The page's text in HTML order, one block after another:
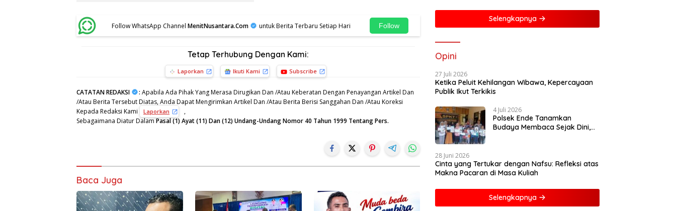
Follow WhatsApp Channel MenitNusantara.Com untuk Berita Terbaru Setiap Hari Follow
Tetap Terhubung Dengan Kami:
Laporkan Ikuti Kami Subscribe
CATATAN REDAKSI : Apabila Ada Pihak Yang Merasa Dirugikan Dan /Atau Keberatan Dengan Penayangan Artikel Dan
/Atau Berita Tersebut Diatas, Anda Dapat Mengirimkan Artikel Dan /Atau Berita Berisi Sanggahan Dan /Atau Koreksi
Kepada Redaksi Kami
Laporkan
,
Sebagaimana Diatur DalamPasal (1) Ayat (11) Dan (12) Undang-Undang Nomor 40 Tahun 1999 Tentang Pers.
Baca Juga
Selengkapnya
Opini
27 Juli 2026
Ketika Peluit Kehilangan Wibawa, Kepercayaan
Publik Ikut Terkikis
4 Juli 2026
Polsek Ende Tanamkan
Budaya Membaca Sejak Dini,
28 Juni 2026
Cinta yang Tertukar dengan Nafsu: Refleksi atas
Makna Pacaran di Masa Kuliah
Selengkapnya